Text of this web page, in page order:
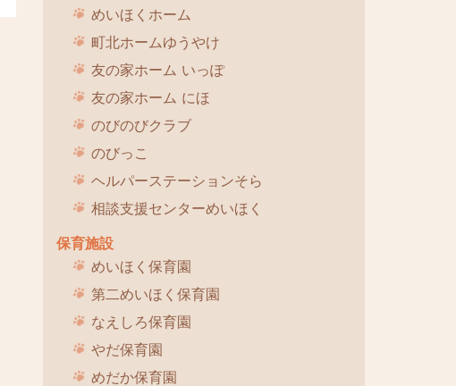
めいほくホーム
町北ホームゆうやけ
友の家ホーム いっぽ
友の家ホーム にほ
のびのびクラブ
のびっこ
ヘルパーステーションそら
相談支援センターめいほく
保育施設
めいほく保育園
第二めいほく保育園
なえしろ保育園
やだ保育園
めだか保育園